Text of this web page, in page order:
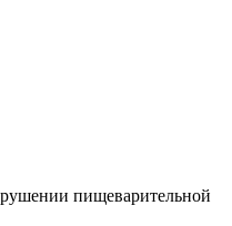
пищеварительной